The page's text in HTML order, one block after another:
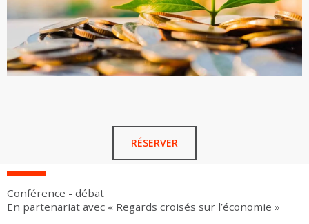
RÉSERVER
Conférence - débat
En partenariat avec « Regards croisés sur l’économie »